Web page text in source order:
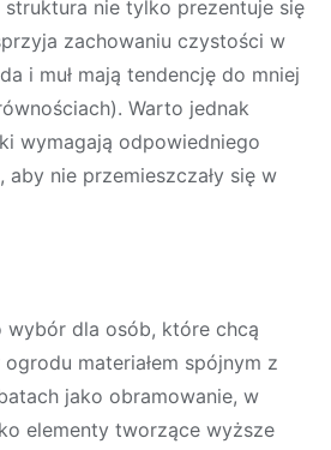
struktura nie tylko prezentuje się
zachowaniu czystości w
i muł mają tendencję do mniej
Warto jednak
wymagają odpowiedniego
aby nie przemieszczały się w
wybór dla osób, które chcą
materiałem spójnym z
jako obramowanie, w
elementy tworzące wyższe